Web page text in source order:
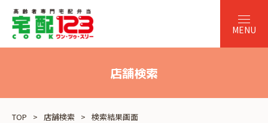
店舗検索
TOP 店舗検索 検索結果画面